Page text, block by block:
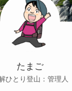
たまご
ひとり登山：管理人